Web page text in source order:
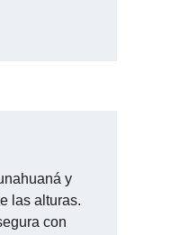
y
las alturas.
con